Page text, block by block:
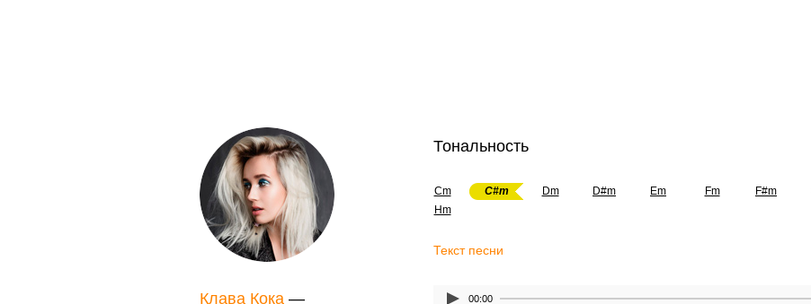
Клава Кока —
Тональность
Cm C#m Dm D#m Em Fm F#m
Hm
Текст песни
00:00